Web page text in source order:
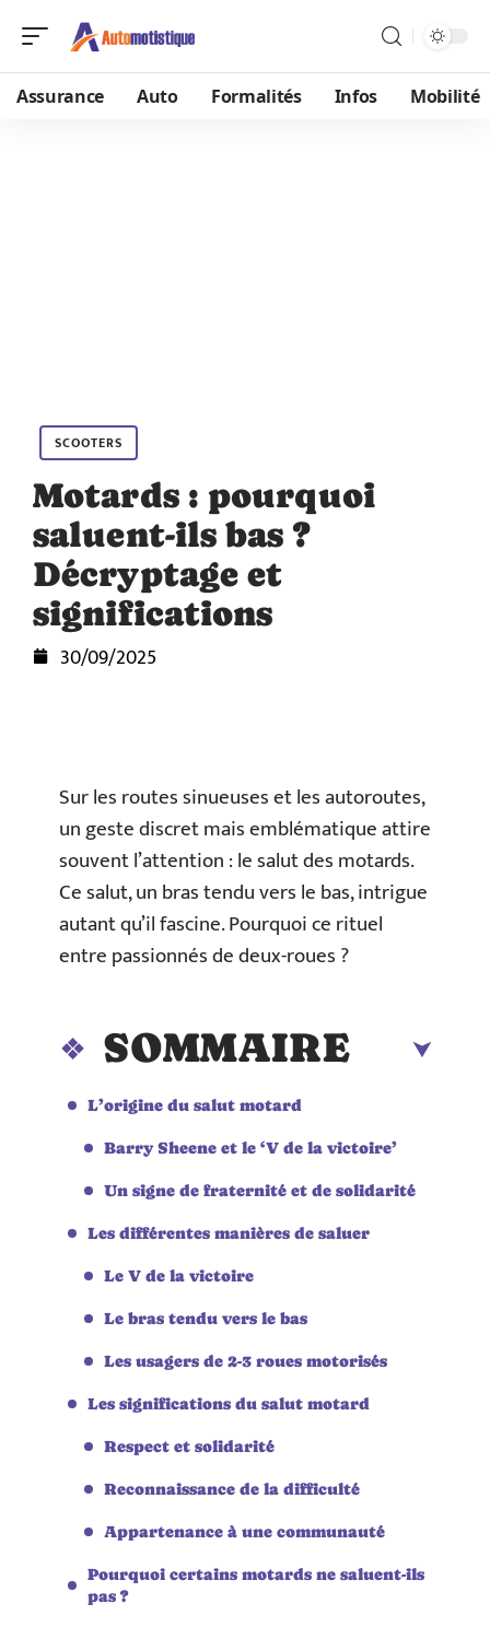
Assurance Auto Formalités Infos Mobilité
SCOOTERS
Motards : pourquoi
saluent-ils bas ?
Décryptage et
significations
30/09/2025
Sur les routes sinueuses et les autoroutes,
un geste discret mais emblématique attire
souvent l’attention : le salut des motards.
Ce salut, un bras tendu vers le bas, intrigue
autant qu’il fascine. Pourquoi ce rituel
entre passionnés de deux-roues ?
SOMMAIRE
L’origine du salut motard
Barry Sheene et le ‘V de la victoire’
Un signe de fraternité et de solidarité
Les différentes manières de saluer
Le V de la victoire
Le bras tendu vers le bas
Les usagers de 2-3 roues motorisés
Les significations du salut motard
Respect et solidarité
Reconnaissance de la difficulté
Appartenance à une communauté
Pourquoi certains motards ne saluent-ils
pas ?